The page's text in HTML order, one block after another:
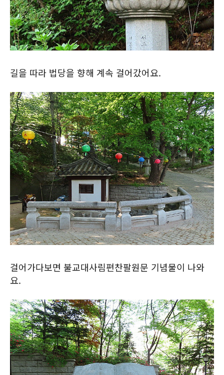
길을 따라 법당을 향해 계속 걸어갔어요.
걸어가다보면 불교대사림편찬팔원문 기념물이 나와
요.